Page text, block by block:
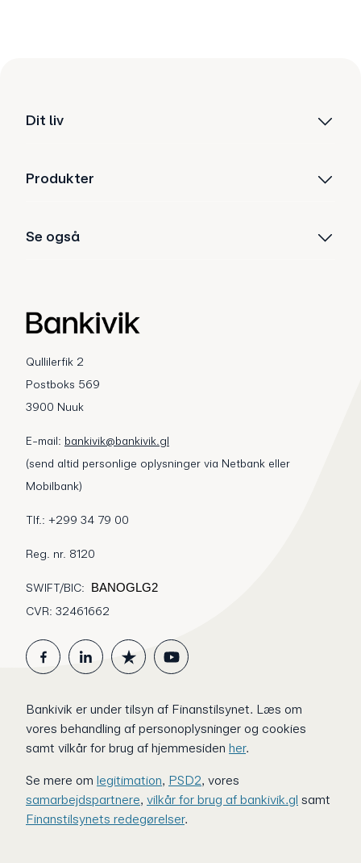
Dit liv
Produkter
Se også
Qullilerfik 2
Postboks 569
3900 Nuuk
E-mail: bankivik@bankivik.gl
(send altid personlige oplysninger via Netbank eller
Mobilbank)
Tlf.: +299 34 79 00
Reg. nr. 8120
SWIFT/BIC:
BANOGLG2
CVR: 32461662
Bankivik er under tilsyn af Finanstilsynet. Læs om
vores behandling af personoplysninger og cookies
samt vilkår for brug af hjemmesiden her.
Se mere om legitimation, PSD2, vores
samarbejdspartnere, vilkår for brug af bankivik.gl samt
Finanstilsynets redegørelser.